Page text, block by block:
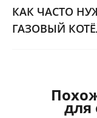
КАК ЧАСТО
ГАЗОВЫЙ
для